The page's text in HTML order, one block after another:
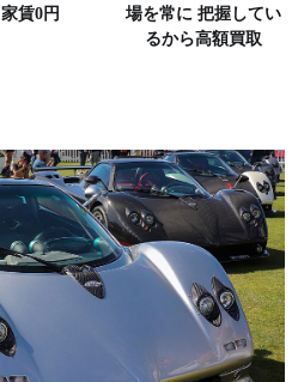
家賃0円
場を常に把握してい
るから高額買取